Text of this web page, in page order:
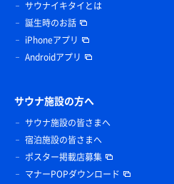
サウナイキタイとは
誕生時のお話
iPhoneアプリ
Androidアプリ
サウナ施設の方へ
サウナ施設の皆さまへ
宿泊施設の皆さまへ
ポスター掲載店募集
マナーPOPダウンロード